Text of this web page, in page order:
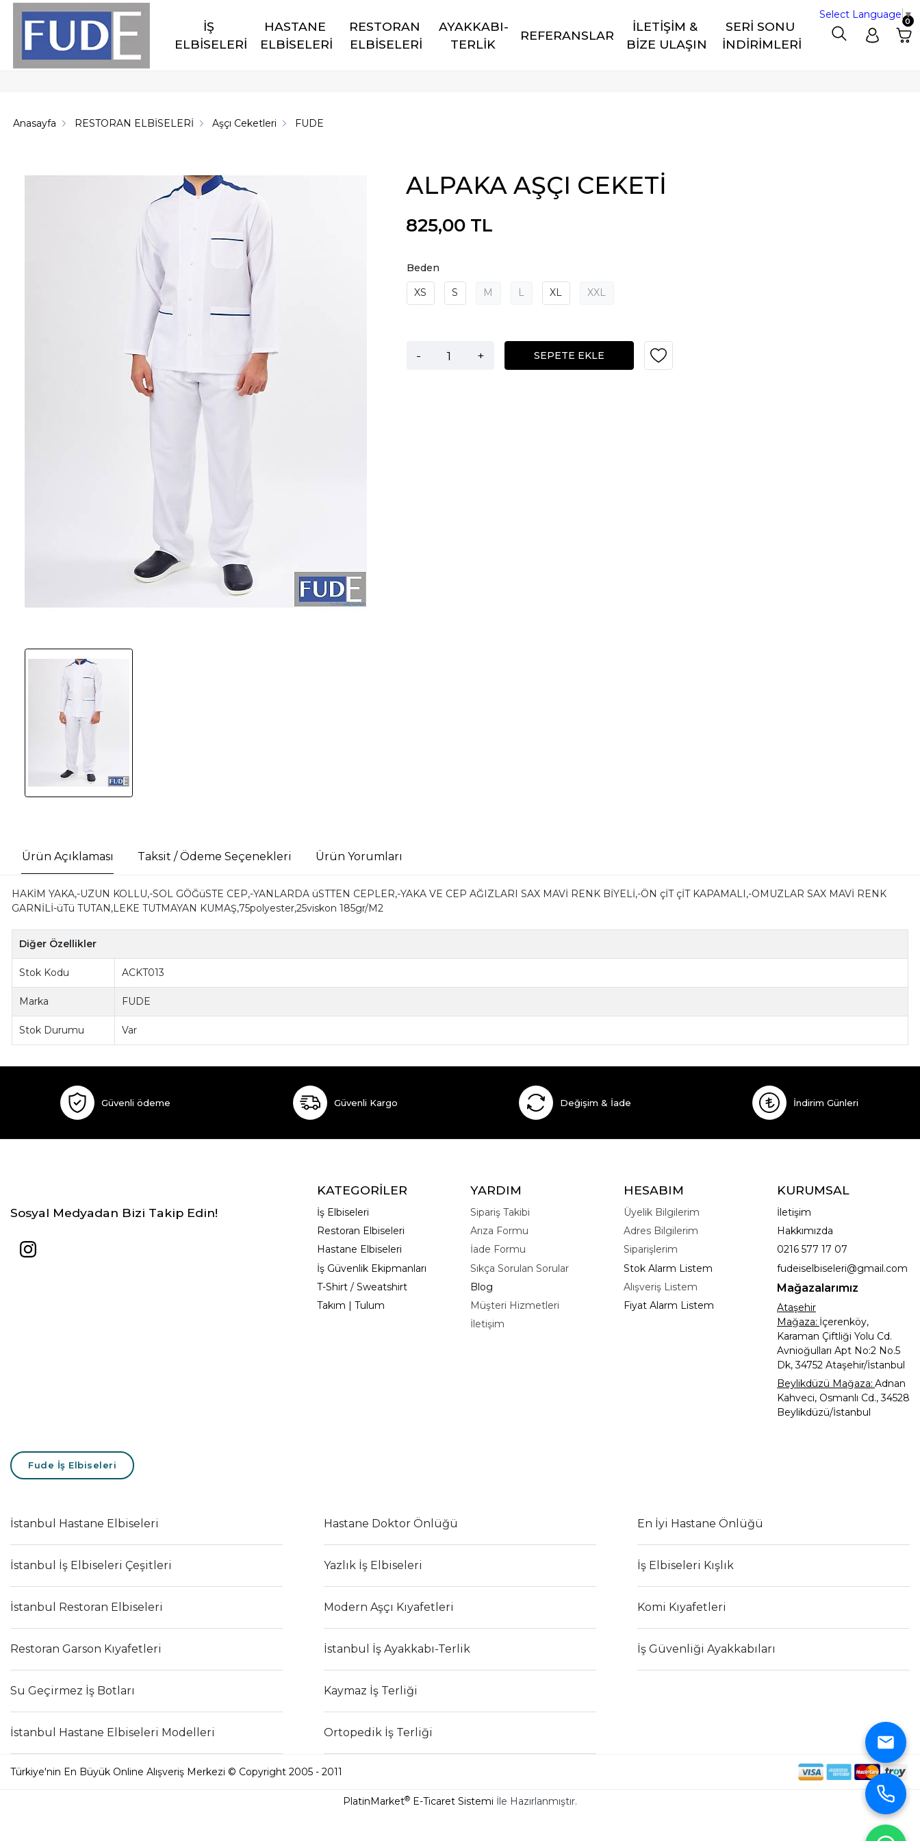
İŞ
ELBİSELERİ
HASTANE
ELBİSELERİ
RESTORAN
ELBİSELERİ
AYAKKABI-
TERLİK
REFERANSLAR
İLETİŞİM &
BİZE ULAŞIN
SERİ SONU
İNDİRİMLERİ
0
Anasayfa RESTORAN ELBİSELERİ Aşçı Ceketleri FUDE
ALPAKA AŞÇI CEKETİ
825,00 TL
Beden
XS S M L XL XXL
- + SEPETE EKLE
Ürün Açıklaması Taksit / Ödeme Seçenekleri Ürün Yorumları
HAKİM YAKA,-UZUN KOLLU,-SOL GÖĞüSTE CEP,-YANLARDA üSTTEN CEPLER,-YAKA VE CEP AĞIZLARI SAX MAVİ RENK BİYELİ,-ÖN çİT çİT KAPAMALI,-OMUZLAR SAX MAVİ RENK
GARNİLİ-üTü TUTAN,LEKE TUTMAYAN KUMAŞ,75polyester,25viskon 185gr/M2
Diğer Özellikler
Stok Kodu ACKT013
Marka FUDE
Stok Durumu Var
Güvenli ödeme Güvenli Kargo Değişim & İade İndirim Günleri
Sosyal Medyadan Bizi Takip Edin!
KATEGORİLER
İş Elbiseleri
Restoran Elbiseleri
Hastane Elbiseleri
İş Güvenlik Ekipmanları
T-Shirt / Sweatshirt
Takım | Tulum
YARDIM
Sipariş Takibi
Arıza Formu
İade Formu
Sıkça Sorulan Sorular
Blog
Müşteri Hizmetleri
İletişim
HESABIM
Üyelik Bilgilerim
Adres Bilgilerim
Siparişlerim
Stok Alarm Listem
Alışveriş Listem
Fiyat Alarm Listem
KURUMSAL
İletişim
Hakkımızda
0216 577 17 07
fudeiselbiseleri@gmail.com
Mağazalarımız
Ataşehir
Mağaza: İçerenköy,
Karaman Çiftliği Yolu Cd.
Avnioğulları Apt No:2 No.5
Dk, 34752 Ataşehir/İstanbul
Beylikdüzü Mağaza: Adnan
Kahveci, Osmanlı Cd., 34528
Beylikdüzü/İstanbul
Fude İş Elbiseleri
İstanbul Hastane Elbiseleri Hastane Doktor Önlüğü En İyi Hastane Önlüğü
İstanbul İş Elbiseleri Çeşitleri Yazlık İş Elbiseleri İş Elbiseleri Kışlık
İstanbul Restoran Elbiseleri Modern Aşçı Kıyafetleri Komi Kıyafetleri
Restoran Garson Kıyafetleri İstanbul İş Ayakkabı-Terlik İş Güvenliği Ayakkabıları
Su Geçirmez İş Botları Kaymaz İş Terliği
İstanbul Hastane Elbiseleri Modelleri Ortopedik İş Terliği
Türkiye'nin En Büyük Online Alışveriş Merkezi © Copyright 2005 - 2011
PlatinMarket® E-Ticaret Sistemi İle Hazırlanmıştır.
Select Language ▼